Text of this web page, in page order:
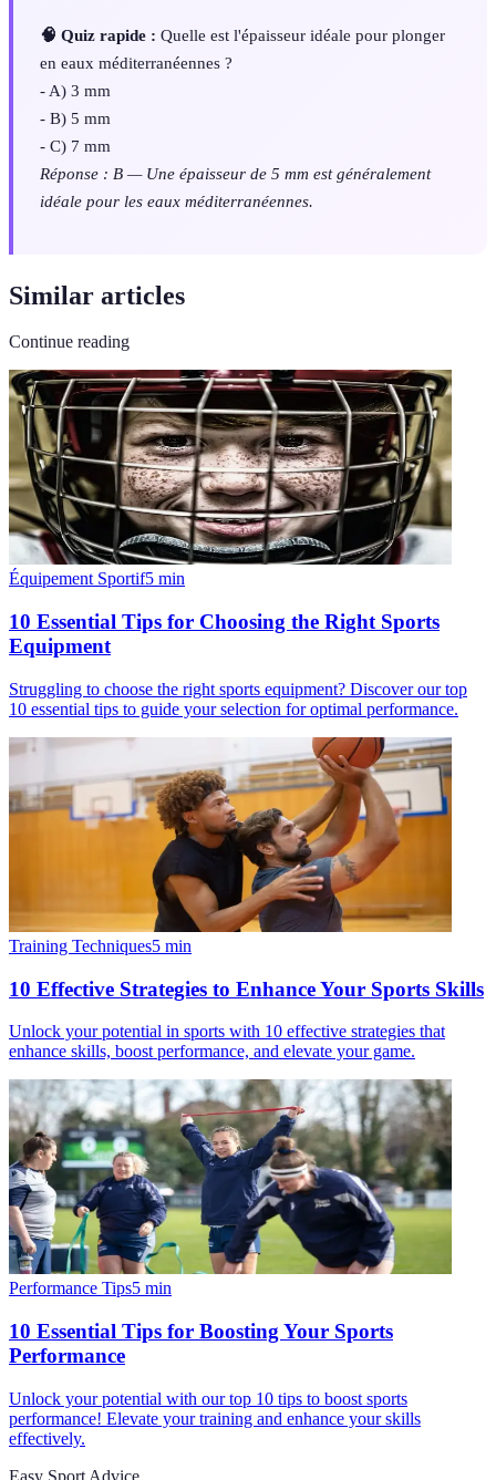
🧠 Quiz rapide : Quelle est l'épaisseur idéale pour plonger
en eaux méditerranéennes ?
- A) 3 mm
- B) 5 mm
- C) 7 mm
Réponse : B — Une épaisseur de 5 mm est généralement
idéale pour les eaux méditerranéennes.
Similar articles
Continue reading
Équipement Sportif5 min
10 Essential Tips for Choosing the Right Sports
Equipment
Struggling to choose the right sports equipment? Discover our top
10 essential tips to guide your selection for optimal performance.
Training Techniques5 min
10 Effective Strategies to Enhance Your Sports Skills
Unlock your potential in sports with 10 effective strategies that
enhance skills, boost performance, and elevate your game.
Performance Tips5 min
10 Essential Tips for Boosting Your Sports
Performance
Unlock your potential with our top 10 tips to boost sports
performance! Elevate your training and enhance your skills
effectively.
Easy Sport Advice